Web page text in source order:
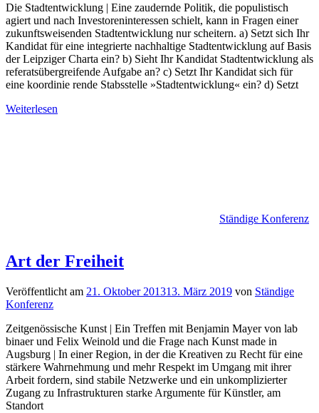
Die Stadtentwicklung | Eine zaudernde Politik, die populistisch
agiert und nach Investoreninteressen schielt, kann in Fragen einer
zukunftsweisenden Stadtentwicklung nur scheitern. a) Setzt sich Ihr
Kandidat für eine integrierte nachhaltige Stadtentwicklung auf Basis
der Leipziger Charta ein? b) Sieht Ihr Kandidat Stadtentwicklung als
referatsübergreifende Aufgabe an? c) Setzt Ihr Kandidat sich für
eine koordinie rende Stabsstelle »Stadtentwicklung« ein? d) Setzt
Weiterlesen
Ständige Konferenz
Art der Freiheit
Veröffentlicht am 21. Oktober 201313. März 2019 von Ständige
Konferenz
Zeitgenössische Kunst | Ein Treffen mit Benjamin Mayer von lab
binaer und Felix Weinold und die Frage nach Kunst made in
Augsburg | In einer Region, in der die Kreativen zu Recht für eine
stärkere Wahrnehmung und mehr Respekt im Umgang mit ihrer
Arbeit fordern, sind stabile Netzwerke und ein unkomplizierter
Zugang zu Infrastrukturen starke Argumente für Künstler, am
Standort